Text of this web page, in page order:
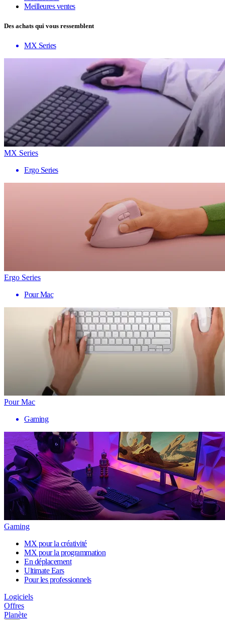
Meilleures ventes
Des achats qui vous ressemblent
MX Series
MX Series
Ergo Series
Ergo Series
Pour Mac
Pour Mac
Gaming
Gaming
MX pour la créativité
MX pour la programmation
En déplacement
Ultimate Ears
Pour les professionnels
Logiciels
Offres
Planète